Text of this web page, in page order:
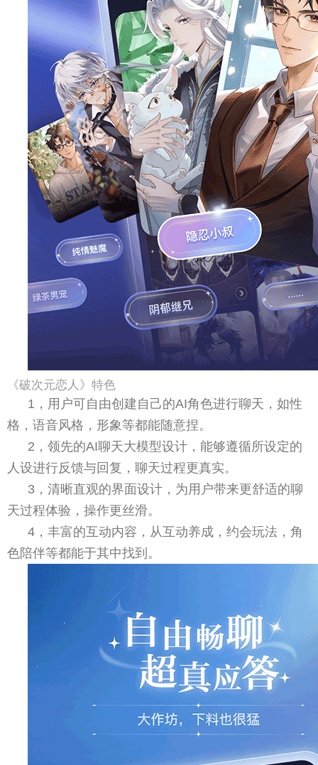
《破次元恋人》特色
1，用户可自由创建自己的AI角色进行聊天，如性
格，语音风格，形象等都能随意捏。
2，领先的AI聊天大模型设计，能够遵循所设定的
人设进行反馈与回复，聊天过程更真实。
3，清晰直观的界面设计，为用户带来更舒适的聊
天过程体验，操作更丝滑。
4，丰富的互动内容，从互动养成，约会玩法，角
色陪伴等都能于其中找到。